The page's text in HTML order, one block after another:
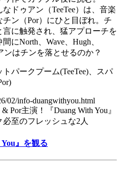
ドゥアン（TeeTee）は、音楽
ン（Por）にひと目ぼれ。チ
に触発され、猛アプローチを
にNorth、Wave、Hugh、
はチンを落とせるのか？
パークプーム(TeeTee)、スパ
02/info-duangwithyou.html
Por主演！『Duang With You』
至のフレッシュな2人
』を観る